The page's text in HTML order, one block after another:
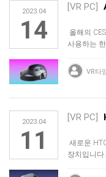
2023.04
14
[VR PC]
올해의
사용하는
VR타
2023.04
11
[VR PC]
새로운
장치입니